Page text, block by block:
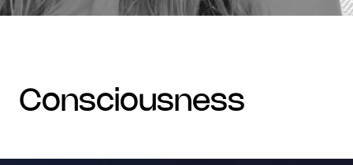
consciousness